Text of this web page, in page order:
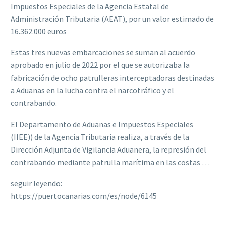
Impuestos Especiales de la Agencia Estatal de
Administración Tributaria (AEAT), por un valor estimado de
16.362.000 euros
Estas tres nuevas embarcaciones se suman al acuerdo
aprobado en julio de 2022 por el que se autorizaba la
fabricación de ocho patrulleras interceptadoras destinadas
a Aduanas en la lucha contra el narcotráfico y el
contrabando.
El Departamento de Aduanas e Impuestos Especiales
(IIEE)) de la Agencia Tributaria realiza, a través de la
Dirección Adjunta de Vigilancia Aduanera, la represión del
contrabando mediante patrulla marítima en las costas …
seguir leyendo:
https://puertocanarias.com/es/node/6145